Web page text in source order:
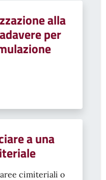
alla
per
a una
cimiteriali o